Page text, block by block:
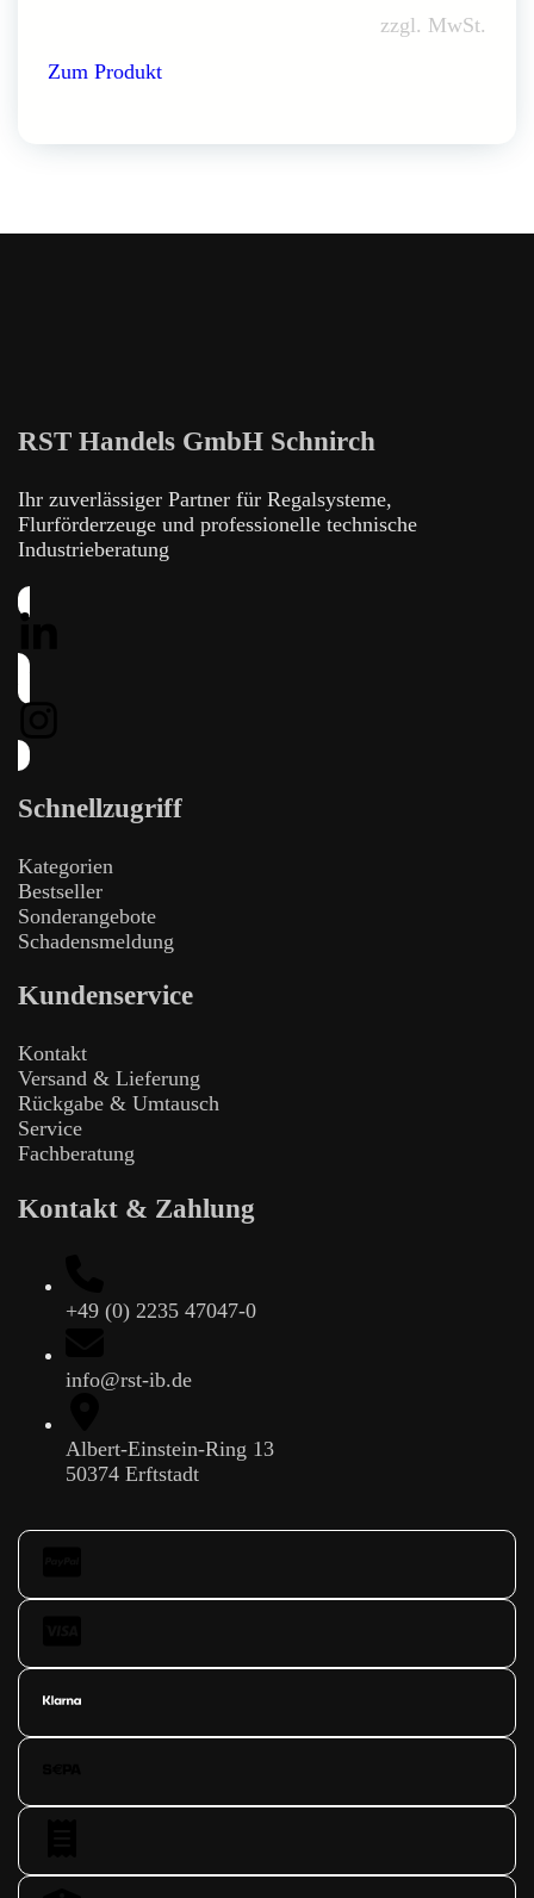
zzgl. MwSt.
Zum Produkt
RST Handels GmbH Schnirch
Ihr zuverlässiger Partner für Regalsysteme,
Flurförderzeuge und professionelle technische
Industrieberatung
Schnellzugriff
Kategorien
Bestseller
Sonderangebote
Schadensmeldung
Kundenservice
Kontakt
Versand & Lieferung
Rückgabe & Umtausch
Service
Fachberatung
Kontakt & Zahlung
+49 (0) 2235 47047-0
info@rst-ib.de
Albert-Einstein-Ring 13
50374 Erftstadt